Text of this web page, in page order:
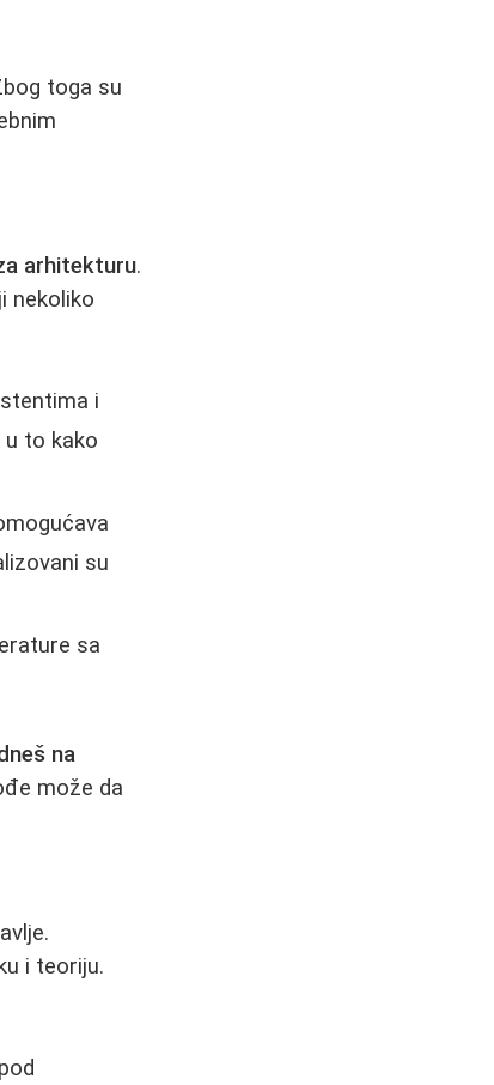
toga su
arhitekturu.
nekoliko
i
to kako
su
sa
na
može da
i teoriju.